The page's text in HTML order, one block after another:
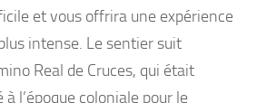
et vous offrira une expérience
intense. Le sentier suit
Real de Cruces, qui était
l’époque coloniale pour le